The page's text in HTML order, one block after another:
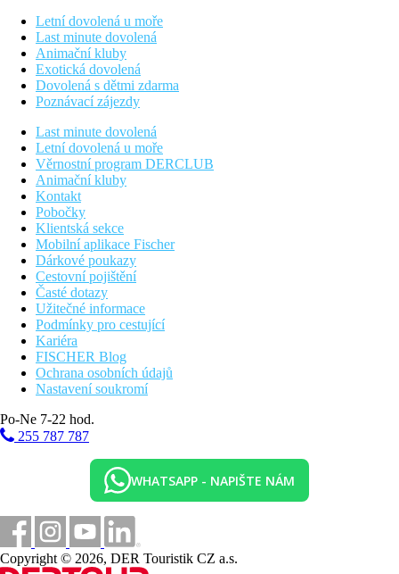
Letní dovolená u moře
Last minute dovolená
Animační kluby
Exotická dovolená
Dovolená s dětmi zdarma
Poznávací zájezdy
Last minute dovolená
Letní dovolená u moře
Věrnostní program DERCLUB
Animační kluby
Kontakt
Pobočky
Klientská sekce
Mobilní aplikace Fischer
Dárkové poukazy
Cestovní pojištění
Časté dotazy
Užitečné informace
Podmínky pro cestující
Kariéra
FISCHER Blog
Ochrana osobních údajů
Nastavení soukromí
Po-Ne 7-22 hod.
255 787 787
WHATSAPP - NAPIŠTE NÁM
Copyright © 2026, DER Touristik CZ a.s.